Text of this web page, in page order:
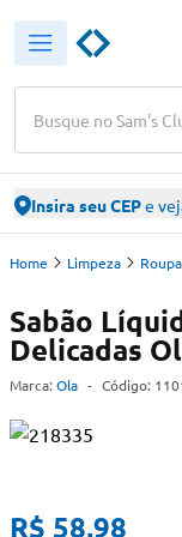
Busque no Sam's
Insira seu CEPe
Home Limpeza Roupa
Sabão
Delicadas
Marca: Ola - Código:
R$ 58,98